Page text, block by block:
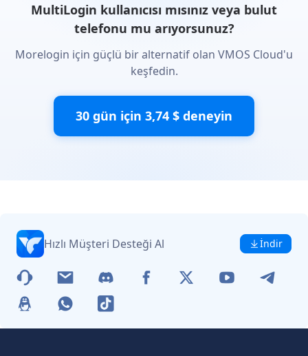
MultiLogin kullanıcısı mısınız veya bulut
telefonu mu arıyorsunuz?
Morelogin için güçlü bir alternatif olan VMOS Cloud'u
keşfedin.
30 gün için 3,74 $ deneyin
Hızlı Müşteri Desteği Al İndir